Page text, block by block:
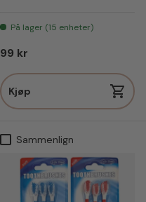
På lager (15 enheter)
Vanlig pris
99 kr
Kjøp
Sammenlign